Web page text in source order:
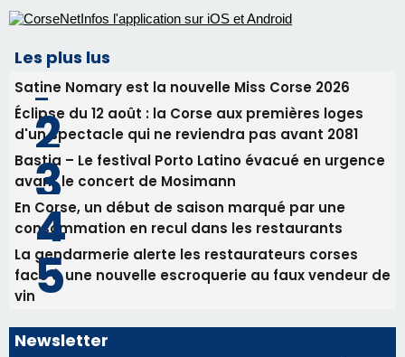
Les plus lus
Satine Nomary est la nouvelle Miss Corse 2026
Éclipse du 12 août : la Corse aux premières loges
d'un spectacle qui ne reviendra pas avant 2081
Bastia – Le festival Porto Latino évacué en urgence
avant le concert de Mosimann
En Corse, un début de saison marqué par une
consommation en recul dans les restaurants
La gendarmerie alerte les restaurateurs corses
face à une nouvelle escroquerie au faux vendeur de
vin
Newsletter